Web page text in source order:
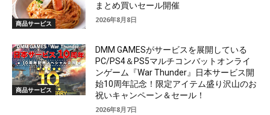
商品サービス
まとめ買いセール開催
2026年8月8日
商品サービス
DMM GAMESがサービスを展開している
PC/PS4＆PS5マルチコンバットオンライ
ンゲーム『War Thunder』日本サービス開
始10周年記念！限定アイテム盛り沢山のお
祝いキャンペーン＆セール！
2026年8月7日